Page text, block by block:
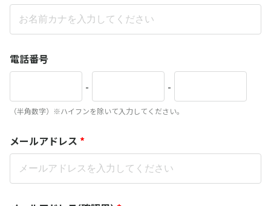
電話番号
-
-
（半角数字）※ハイフンを除いて入力してください。
メールアドレス *